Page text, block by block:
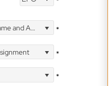
Address *
*
*